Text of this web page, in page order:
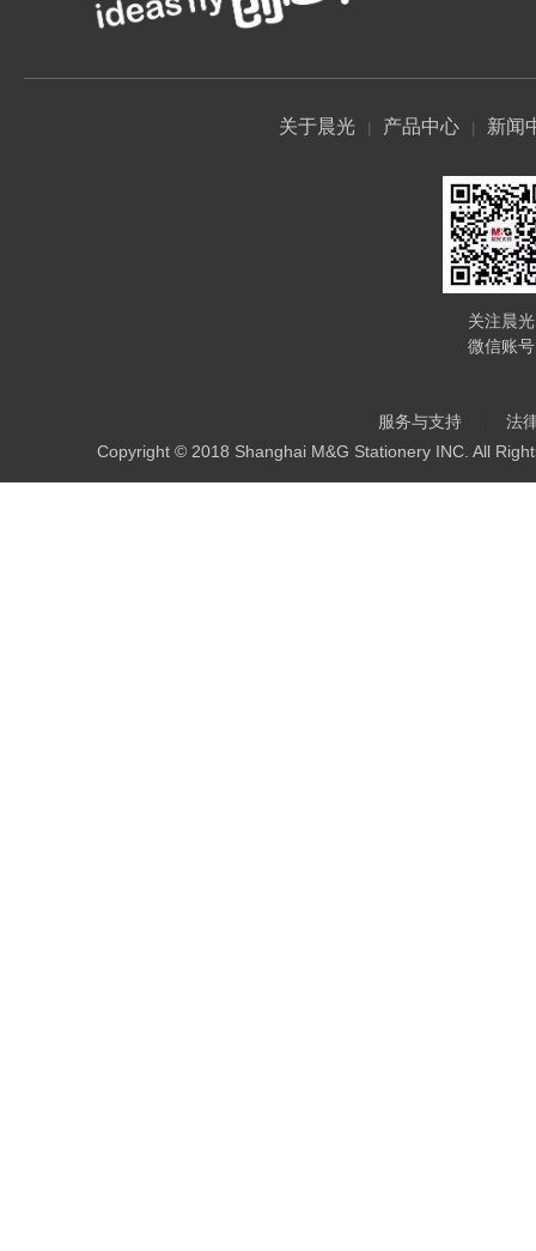
关于晨光 产品中心 新闻
关注晨光
微信账号
服务与支持
法
Copyright © 2018 Shanghai M&G Stationery INC. All